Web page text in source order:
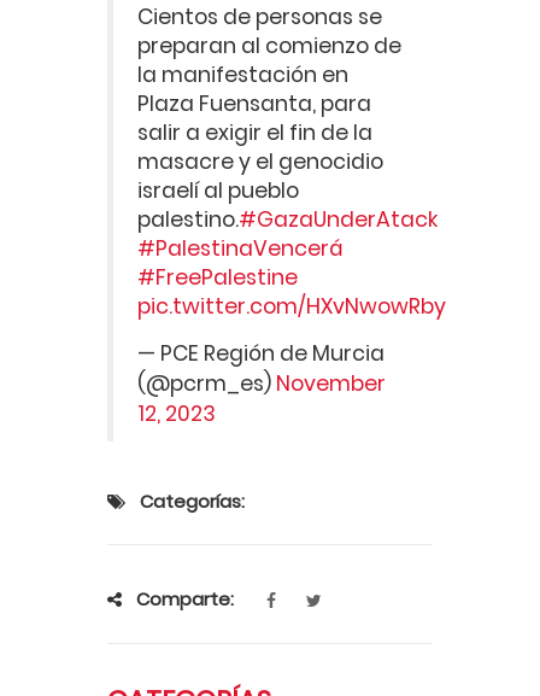
Cientos de personas se
preparan al comienzo de
la manifestación en
Plaza Fuensanta, para
salir a exigir el fin de la
masacre y el genocidio
israelí al pueblo
palestino.#GazaUnderAtack
#PalestinaVencerá
#FreePalestine
pic.twitter.com/HXvNwowRby
— PCE Región de Murcia
(@pcrm_es) November
12, 2023
Categorías:
Comparte: